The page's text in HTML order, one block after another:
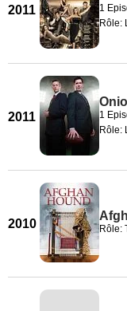
2011 1
Rôle:
2011 1
Rôle:
2010 Rôle: